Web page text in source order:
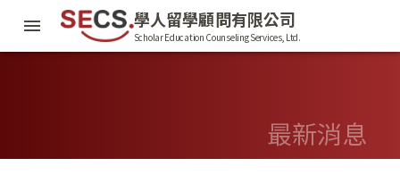
學人留學顧問有限公司
Scholar Education Counseling Services, Ltd.
最新消息